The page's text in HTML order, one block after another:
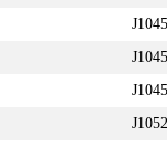
J1052